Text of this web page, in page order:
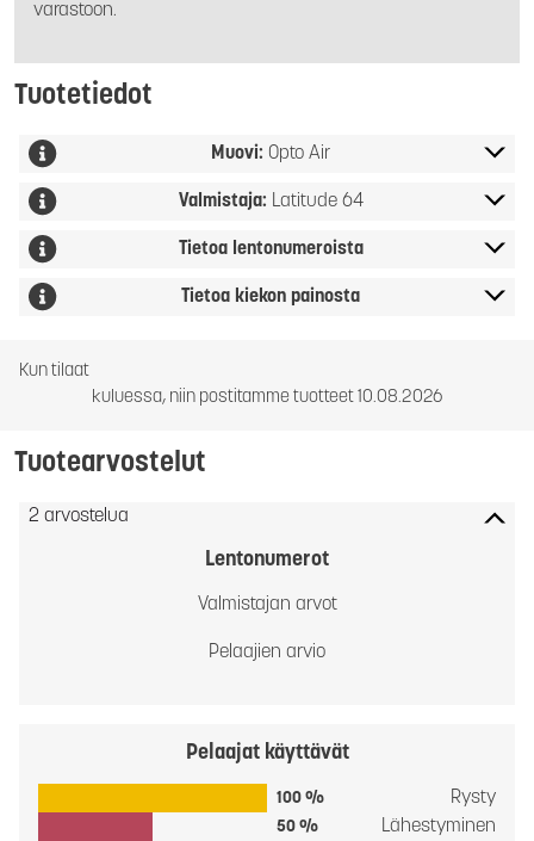
varastoon.
Tuotetiedot
Muovi: Opto Air
Valmistaja: Latitude 64
Tietoa lentonumeroista
Tietoa kiekon painosta
Kun tilaat
kuluessa, niin postitamme tuotteet 10.08.2026
Tuotearvostelut
2 arvostelua
Lentonumerot
Valmistajan arvot
Pelaajien arvio
Pelaajat käyttävät
100 % Rysty
50 % Lähestyminen